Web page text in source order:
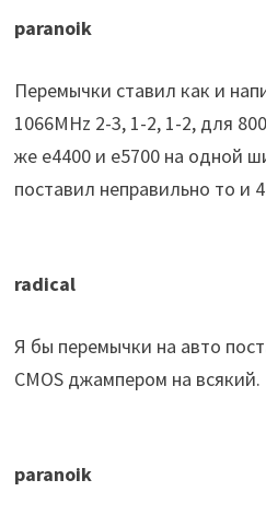
paranoik
Перемычки ставил как и
1066MHz 2-3, 1-2, 1-2, для
же е4400 и е5700 на одной
поставил неправильно то и
radical
Я бы перемычки на авто
CMOS джампером на всякий.
paranoik